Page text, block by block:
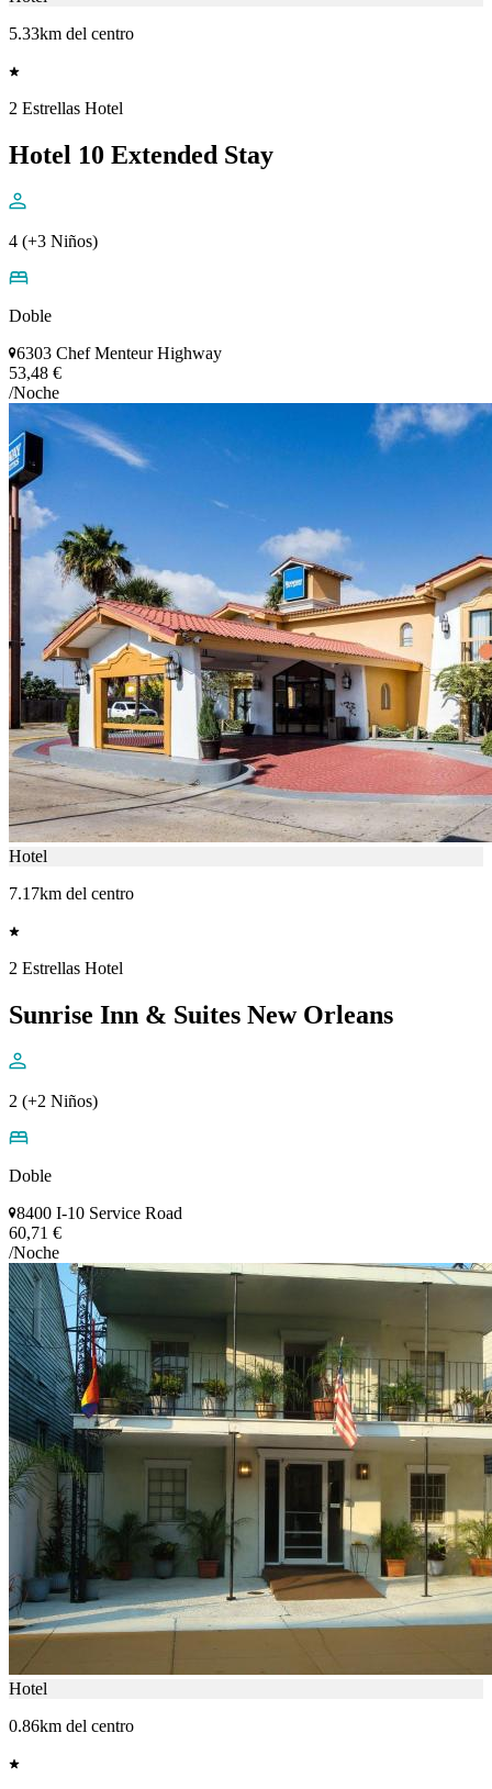
5.33km del centro
2 Estrellas Hotel
Hotel 10 Extended Stay
4 (+3 Niños)
Doble
6303 Chef Menteur Highway
53,48 €
/Noche
Hotel
7.17km del centro
2 Estrellas Hotel
Sunrise Inn & Suites New Orleans
2 (+2 Niños)
Doble
8400 I-10 Service Road
60,71 €
/Noche
Hotel
0.86km del centro